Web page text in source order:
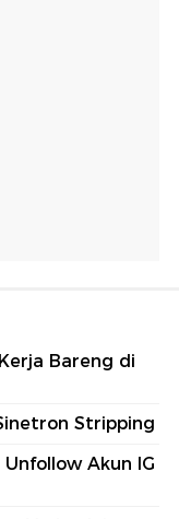
Bareng di
Stripping
Akun IG